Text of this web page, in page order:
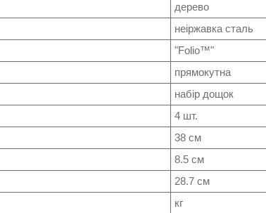
дерево
неіржавка сталь
"Folio™"
прямокутна
набір дощок
4 шт.
38 см
8.5 см
28.7 см
кг